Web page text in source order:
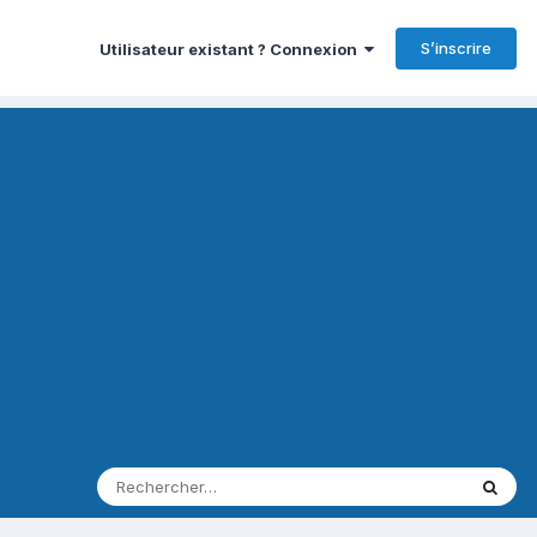
Utilisateur existant ? Connexion S’inscrire